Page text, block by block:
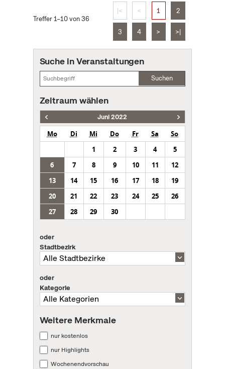
Treffer 1–10 von 36
|< < 1 2
3 4 > >|
Suche in Veranstaltungen
Suchen
Zeitraum wählen
Juni 2022
Mo Di Mi Do Fr Sa
So
1
2 3 4
5
6
7 8 9 10 11
12
13
14 15 16 17 18
19
20
21 22 23 24 25
26
27
28 29 30
oder
Stadtbezirk
oder
Kategorie
Weitere Merkmale
nur kostenlos
nur Highlights
Wochenendvorschau